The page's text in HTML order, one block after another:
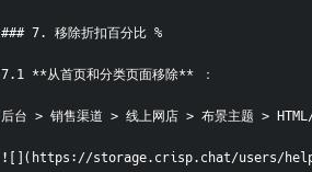
### 7. 移除折扣百分比 %
7.1 **从首页和分类页面移除** ：
后台 > 销售渠道 > 线上网店 > 布景主题 >
![](https://storage.crisp.chat/users/